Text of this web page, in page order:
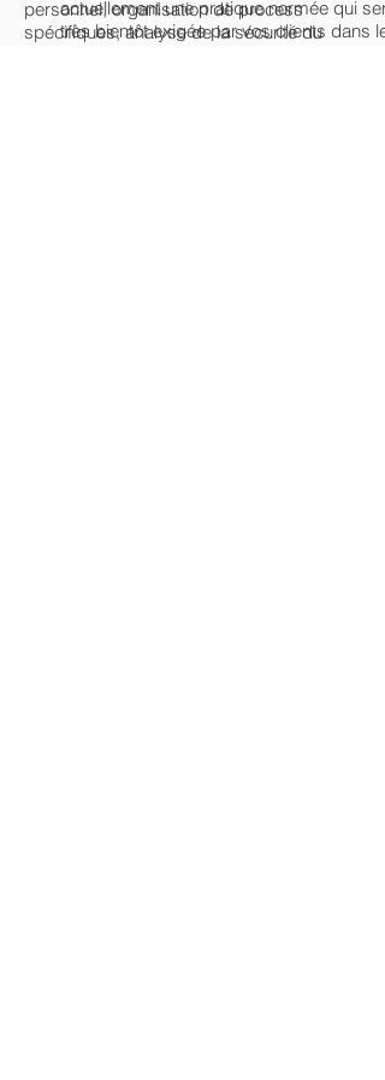
actuellement une pratique normée qui sera
très bientôt exigée par vos clients dans le
personnel, organisation de process
spécifiques, analyse de la sécurité du